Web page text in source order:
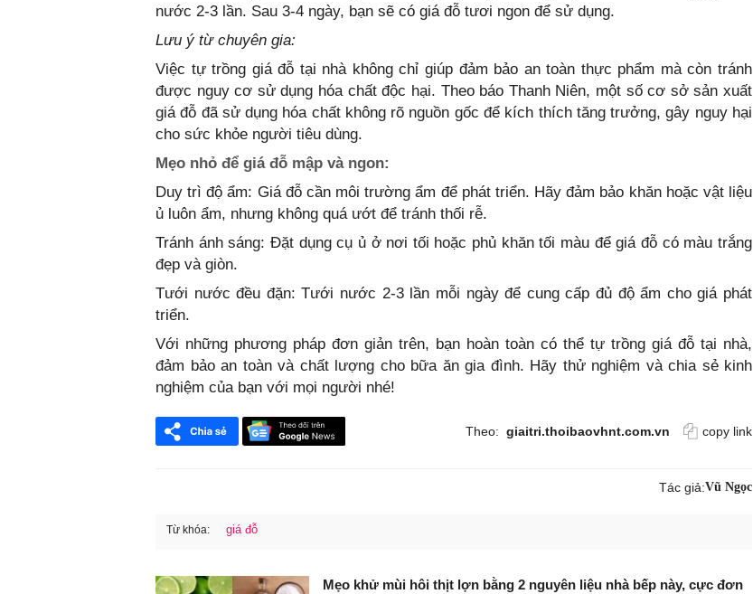
nước 2-3 lần. Sau 3-4 ngày, bạn sẽ có giá đỗ tươi ngon để sử dụng.
Lưu ý từ chuyên gia:
Việc tự trồng giá đỗ tại nhà không chỉ giúp đảm bảo an toàn thực phẩm mà còn tránh
được nguy cơ sử dụng hóa chất độc hại. Theo báo Thanh Niên, một số cơ sở sản xuất
giá đỗ đã sử dụng hóa chất không rõ nguồn gốc để kích thích tăng trưởng, gây nguy hại
cho sức khỏe người tiêu dùng.
Mẹo nhỏ để giá đỗ mập và ngon:
Duy trì độ ẩm: Giá đỗ cần môi trường ẩm để phát triển. Hãy đảm bảo khăn hoặc vật liệu
ủ luôn ẩm, nhưng không quá ướt để tránh thối rễ.
Tránh ánh sáng: Đặt dụng cụ ủ ở nơi tối hoặc phủ khăn tối màu để giá đỗ có màu trắng
đẹp và giòn.
Tưới nước đều đặn: Tưới nước 2-3 lần mỗi ngày để cung cấp đủ độ ẩm cho giá phát
triển.
Với những phương pháp đơn giản trên, bạn hoàn toàn có thể tự trồng giá đỗ tại nhà,
đảm bảo an toàn và chất lượng cho bữa ăn gia đình. Hãy thử nghiệm và chia sẻ kinh
nghiệm của bạn với mọi người nhé!
Theo: giaitri.thoibaovhnt.com.vn copy link
Tác giả:Vũ Ngọc
Từ khóa: giá đỗ
Mẹo khử mùi hôi thịt lợn bằng 2 nguyên liệu nhà bếp này, cực đơn